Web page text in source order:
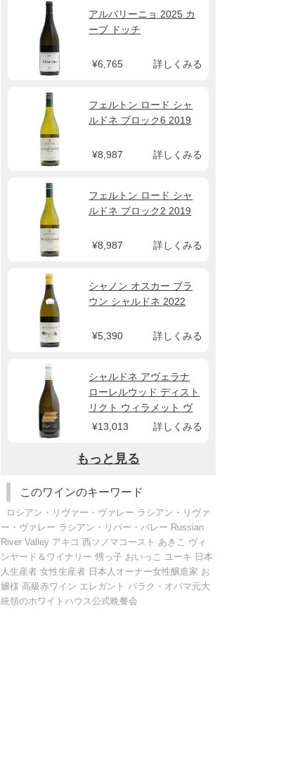
アルバリーニョ 2025 カ
ーブ ドッチ
¥6,765 詳しくみる
フェルトン ロード シャ
ルドネ ブロック6 2019
¥8,987 詳しくみる
フェルトン ロード シャ
ルドネ ブロック2 2019
¥8,987 詳しくみる
シャノン オスカー ブラ
ウン シャルドネ 2022
¥5,390 詳しくみる
シャルドネ アヴェラナ
ローレルウッド ディスト
リクト ウィラメット ヴ
ァレー 2019 ポンジー ヴ
¥13,013 詳しくみる
もっと見る
このワインのキーワード
ロシアン・リヴァー・ヴァレー ラシアン・リヴァ
ー・ヴァレー ラシアン・リバー・バレー Russian
River Valley アキコ 西ソノマコースト あきこ ヴィ
ンヤード＆ワイナリー 甥っ子 おいっこ ユーキ 日本
人生産者 女性生産者 日本人オーナー女性醸造家 お
嬢様 高級赤ワイン エレガント バラク・オバマ元大
統領のホワイトハウス公式晩餐会